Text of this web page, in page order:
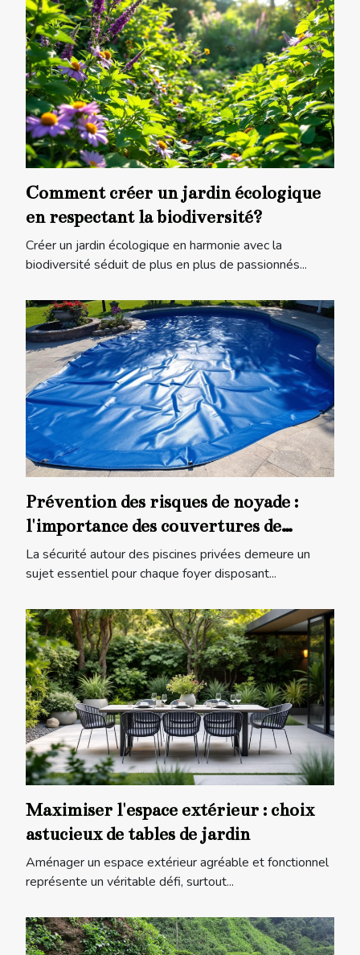
Comment créer un jardin écologique
en respectant la biodiversité?
Créer un jardin écologique en harmonie avec la
biodiversité séduit de plus en plus de passionnés...
Prévention des risques de noyade :
l'importance des couvertures de
piscine
La sécurité autour des piscines privées demeure un
sujet essentiel pour chaque foyer disposant...
Maximiser l'espace extérieur : choix
astucieux de tables de jardin
Aménager un espace extérieur agréable et fonctionnel
représente un véritable défi, surtout...